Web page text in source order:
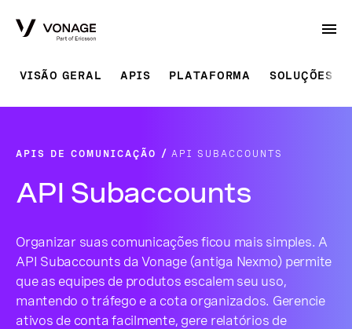
VISÃO GERAL APIS PLATAFORMA SOLUÇÕES
APIS DE COMUNICAÇÃO API SUBACCOUNTS
API Subaccounts
Organizar suas comunicações ficou mais simples. A
API Subaccounts da Vonage (antiga Nexmo) permite
que as equipes de produtos escalem seu uso,
mantendo o tráfego e a cota organizados. Gerencie
ativos de conta facilmente, gere relatórios de